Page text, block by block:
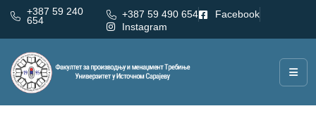
+387 59 240
654
+387 59 490 654
Facebook
Instagram